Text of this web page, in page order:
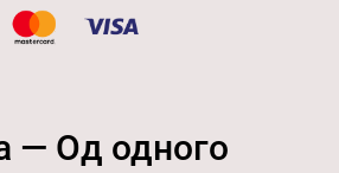
— Од одного